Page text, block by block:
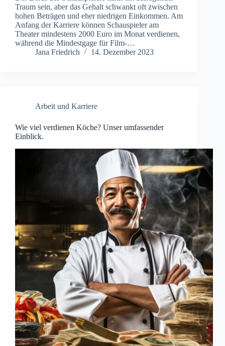
Traum sein, aber das Gehalt schwankt oft zwischen
hohen Beträgen und eher niedrigen Einkommen. Am
Anfang der Karriere können Schauspieler am
Theater mindestens 2000 Euro im Monat verdienen,
während die Mindestgage für Film-…
Jana Friedrich
14. Dezember 2023
Arbeit und Karriere
Wie viel verdienen Köche? Unser umfassender
Einblick.